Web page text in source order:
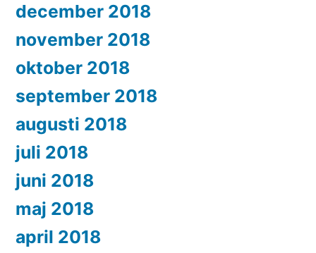
december 2018
november 2018
oktober 2018
september 2018
augusti 2018
juli 2018
juni 2018
maj 2018
april 2018